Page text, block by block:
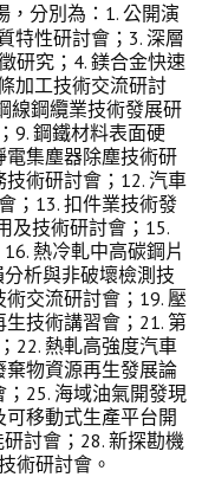
，分別為：1. 公開演
特性研討會；3. 深層
研究；4. 鎂合金快速
加工技術交流研討
線鋼纜業技術發展研
9. 鋼鐵材料表面硬
電集塵器除塵技術研
術研討會；12. 汽車
；13. 扣件業技術發
及技術研討會；15.
熱冷軋中高碳鋼片
析與非破壞檢測技
交流研討會；19. 壓
技術講習會；21. 第
22. 熱軋高強度汽車
棄物資源再生發展論
25. 海域油氣開發現
移動式生產平台開
討會；28. 新探勘機
術研討會。